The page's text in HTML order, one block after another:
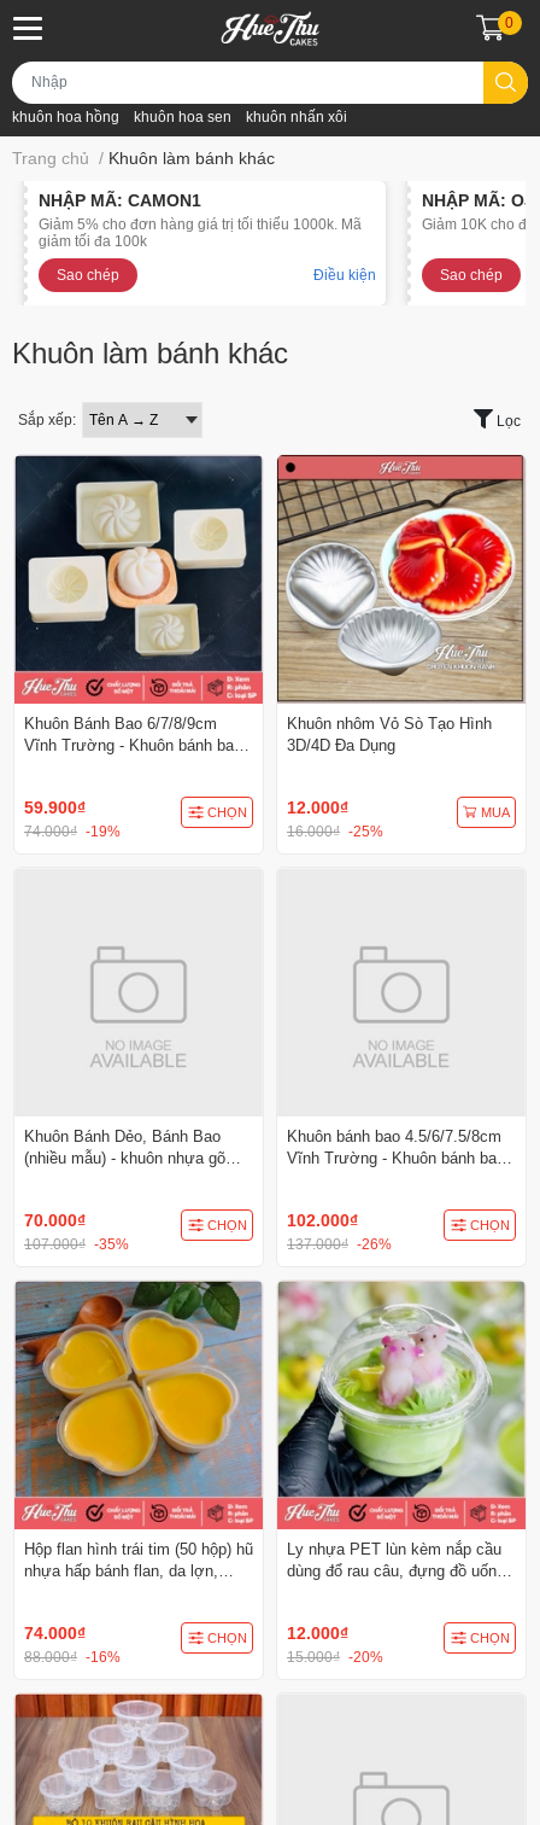
khuôn hoa hồng khuôn hoa sen khuôn nhấn xôi
0
Trang chủ / Khuôn làm bánh khác
NHẬP MÃ: CAMON1
Giảm 5% cho đơn hàng giá trị tối thiểu 1000k. Mã
giảm tối đa 100k
Sao chép
Điều kiện
NHẬP MÃ:
Giảm 10K cho
Sao chép
Khuôn làm bánh khác
Sắp xếp: Lọc
Khuôn Bánh Bao 6/7/8/9cm
Vĩnh Trường - Khuôn bánh bao
59.900₫
74.000₫ -19%
CHỌN
Khuôn nhôm Vỏ Sò Tạo Hình
3D/4D Đa Dụng
12.000₫
16.000₫ -25%
MUA
Khuôn Bánh Dẻo, Bánh Bao
(nhiều mẫu) - khuôn nhựa gõ
70.000₫
107.000₫ -35%
CHỌN
Khuôn bánh bao 4.5/6/7.5/8cm
Vĩnh Trường - Khuôn bánh bao
102.000₫
137.000₫ -26%
CHỌN
Hộp flan hình trái tim (50 hộp) hũ
nhựa hấp bánh flan, da lợn,
74.000₫
88.000₫ -16%
CHỌN
Ly nhựa PET lùn kèm nắp cầu
dùng đổ rau câu, đựng đồ uống,
12.000₫
15.000₫ -20%
CHỌN